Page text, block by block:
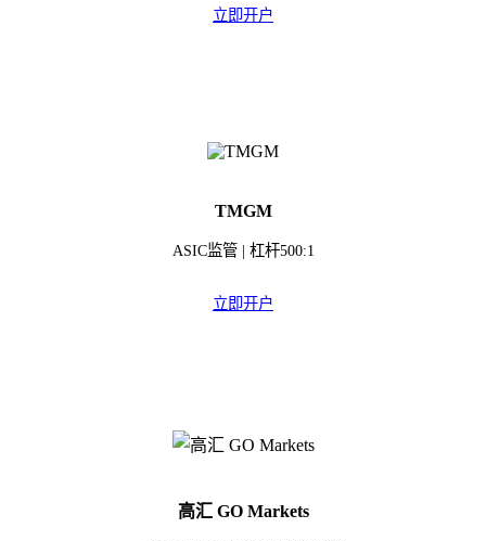
立即开户
TMGM
ASIC监管 | 杠杆500:1
立即开户
高汇 GO Markets